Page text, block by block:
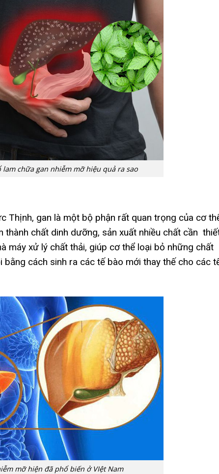
lam chữa gan nhiễm mỡ hiệu quả ra sao
Thịnh, gan là một bộ phận rất quan trọng của cơ
chất dinh dưỡng, sản xuất nhiều chất cần
máy xử lý chất thải, giúp cơ thể loại bỏ những chất
bằng cách sinh ra các tế bào mới thay thế cho các
mỡ hiện đã phổ biến ở VIệt Nam